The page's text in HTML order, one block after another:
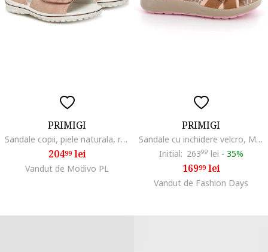
PRIMIGI
Sandale copii, piele naturala, roz, cu velcro
20499lei
Vandut de Modivo PL
PRIMIGI
Sandale cu inchidere velcro, Maro scortisoara/Roz pastel/Piersica
Initial: 26399 lei - 35%
16999lei
Vandut de Fashion Days